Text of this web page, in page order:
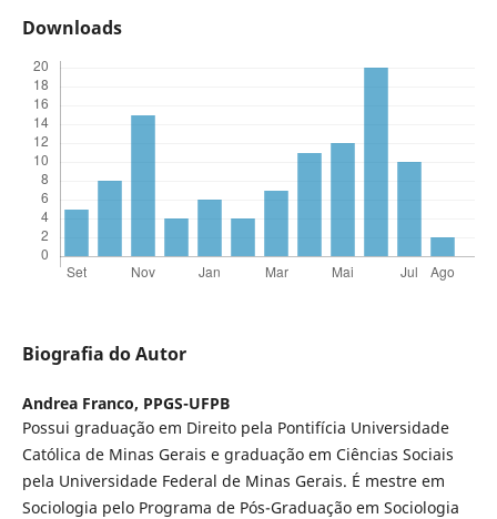
Downloads
Biografia do Autor
Andrea Franco, PPGS-UFPB
Possui graduação em Direito pela Pontifícia Universidade
Católica de Minas Gerais e graduação em Ciências Sociais
pela Universidade Federal de Minas Gerais. É mestre em
Sociologia pelo Programa de Pós-Graduação em Sociologia